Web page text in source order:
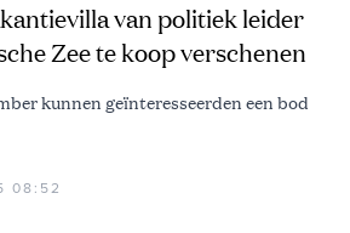
van politiek leider
Zee te koop verschenen
kunnen geïnteresseerden een bod
08:52